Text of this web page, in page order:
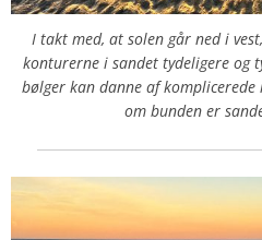
I takt med, at solen går ned i
konturerne i sandet tydeligere og
bølger kan danne af
om bunden er